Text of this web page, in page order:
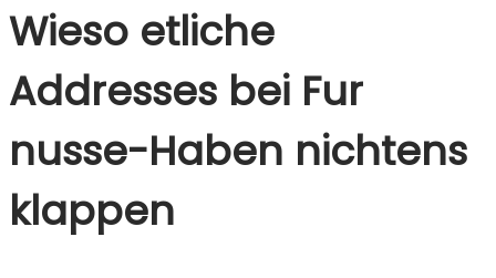
Wieso etliche
Addresses bei Fur
nusse-Haben nichtens
klappen